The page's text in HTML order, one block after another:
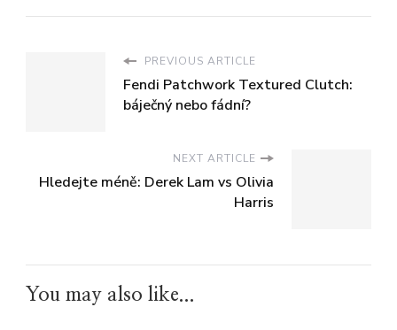
PREVIOUS ARTICLE
Fendi Patchwork Textured Clutch:
báječný nebo fádní?
NEXT ARTICLE
Hledejte méně: Derek Lam vs Olivia
Harris
You may also like...